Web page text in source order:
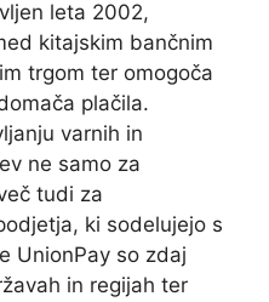
leta 2002,
kitajskim bančnim
trgom ter omogoča
plačila.
varnih in
ne samo za
tudi za
ki sodelujejo s
UnionPay so zdaj
in regijah ter